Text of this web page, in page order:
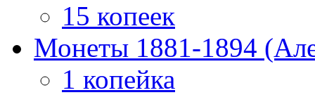
15 копеек
Монеты 1881-1894
1 копейка